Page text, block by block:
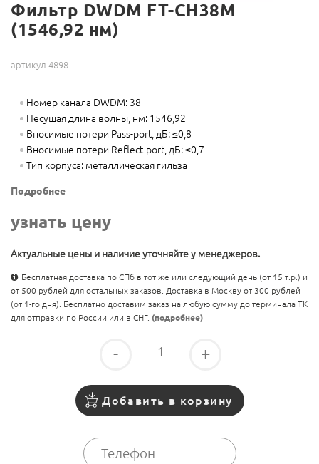
Фильтр DWDM FT-CH38M
(1546,92 нм)
артикул 4898
Номер канала DWDM: 38
Несущая длина волны, нм: 1546,92
Вносимые потери Pass-port, дБ: ≤0,8
Вносимые потери Reflect-port, дБ: ≤0,7
Тип корпуса: металлическая гильза
Подробнее
узнать цену
Актуальные цены и наличие уточняйте у менеджеров.
Бесплатная доставка по СПб в тот же или следующий день (от 15 т.р.) и
от 500 рублей для остальных заказов. Доставка в Москву от 300 рублей
(от 1-го дня). Бесплатно доставим заказ на любую сумму до терминала ТК
для отправки по России или в СНГ. (подробнее)
- +
Добавить в корзину